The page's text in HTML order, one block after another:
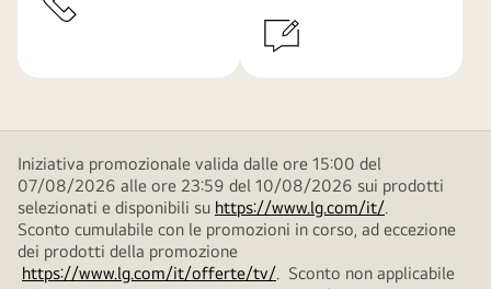
Iniziativa promozionale valida dalle ore 15:00 del
07/08/2026 alle ore 23:59 del 10/08/2026 sui prodotti
selezionati e disponibili su https://www.lg.com/it/.
Sconto cumulabile con le promozioni in corso, ad eccezione
dei prodotti della promozione
https://www.lg.com/it/offerte/tv/. Sconto non applicabile